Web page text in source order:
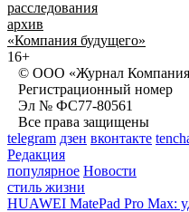
расследования
архив
«Компания будущего»
16+
© ООО «Журнал
Регистрационный номер
Эл № ФС77-80561
Все права защищены
telegram дзен вконтакте
Редакция
популярное Новости
стиль жизни
HUAWEI MatePad Pro Max: